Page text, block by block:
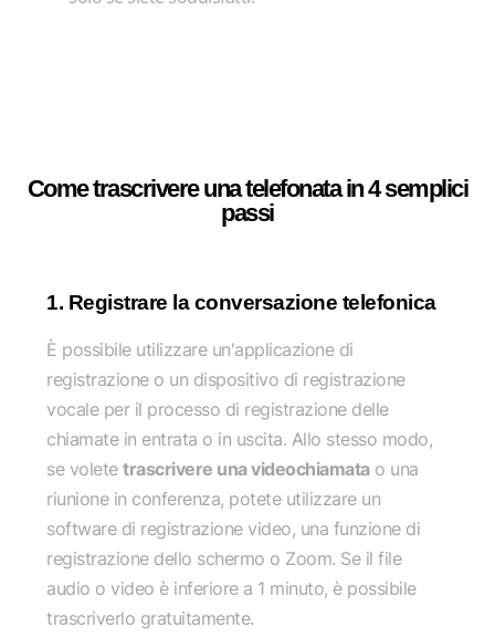
Come trascrivere una telefonata in 4 semplici
passi
1. Registrare la conversazione telefonica
È possibile utilizzare un'applicazione di
registrazione o un dispositivo di registrazione
vocale per il processo di registrazione delle
chiamate in entrata o in uscita. Allo stesso modo,
se voletetrascrivere una videochiamatao una
riunione in conferenza, potete utilizzare un
software di registrazione video, una funzione di
registrazione dello schermo o Zoom. Se il file
audio o video è inferiore a 1 minuto, è possibile
trascriverlo gratuitamente.